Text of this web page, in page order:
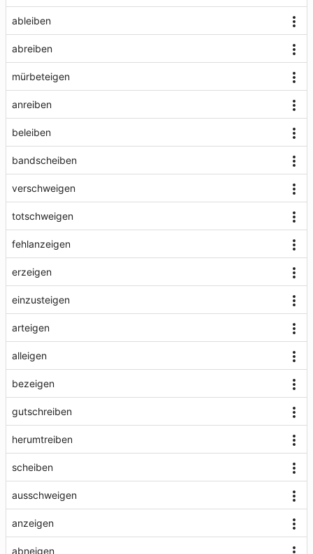
ableiben
abreiben
mürbeteigen
anreiben
beleiben
bandscheiben
verschweigen
totschweigen
fehlanzeigen
erzeigen
einzusteigen
arteigen
alleigen
bezeigen
gutschreiben
herumtreiben
scheiben
ausschweigen
anzeigen
abneigen